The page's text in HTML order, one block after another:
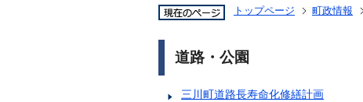
トップページ 町政情報
道路・公園
三川町道路長寿命化修繕計画